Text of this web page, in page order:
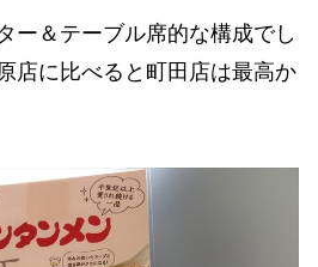
ー＆テーブル席的な構成でし
店に比べると町田店は最高か